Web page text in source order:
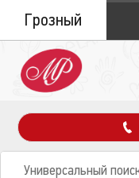
Грозный